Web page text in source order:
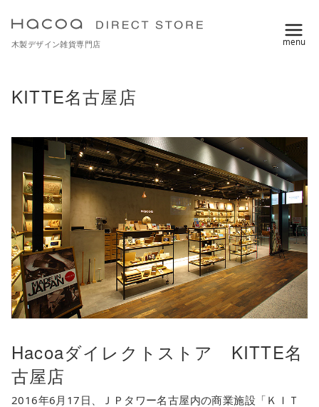
木製デザイン雑貨専門店
KITTE名古屋店
Hacoaダイレクトストア KITTE名
古屋店
2016年6月17日、ＪＰタワー名古屋内の商業施設「ＫＩＴ